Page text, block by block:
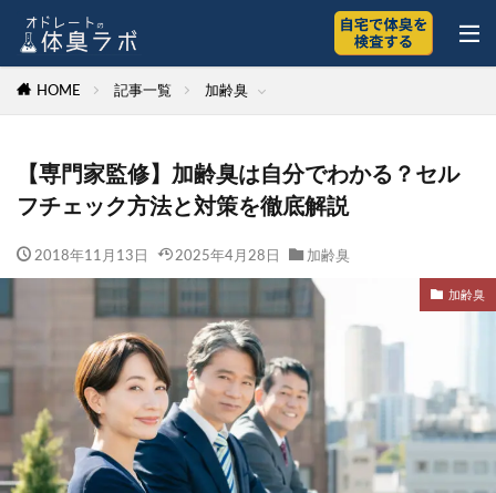
HOME 記事一覧 加齢臭
【専門家監修】加齢臭は自分でわかる？セル
フチェック方法と対策を徹底解説
2018年11月13日 2025年4月28日 加齢臭
加齢臭